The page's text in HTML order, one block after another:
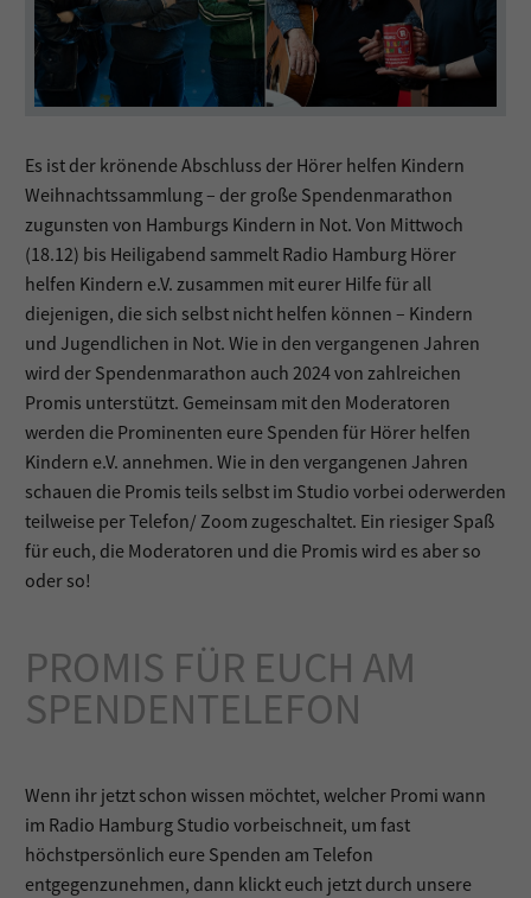
Es ist der krönende Abschluss der Hörer helfen Kindern
Weihnachtssammlung – der große Spendenmarathon
zugunsten von Hamburgs Kindern in Not. Von Mittwoch
(18.12) bis Heiligabend sammelt Radio Hamburg Hörer
helfen Kindern e.V. zusammen mit eurer Hilfe für all
diejenigen, die sich selbst nicht helfen können – Kindern
und Jugendlichen in Not. Wie in den vergangenen Jahren
wird der Spendenmarathon auch 2024 von zahlreichen
Promis unterstützt. Gemeinsam mit den Moderatoren
werden die Prominenten eure Spenden für Hörer helfen
Kindern e.V. annehmen. Wie in den vergangenen Jahren
schauen die Promis teils selbst im Studio vorbei oderwerden
teilweise per Telefon/ Zoom zugeschaltet. Ein riesiger Spaß
für euch, die Moderatoren und die Promis wird es aber so
oder so!
PROMIS FÜR EUCH AM
SPENDENTELEFON
Wenn ihr jetzt schon wissen möchtet, welcher Promi wann
im Radio Hamburg Studio vorbeischneit, um fast
höchstpersönlich eure Spenden am Telefon
entgegenzunehmen, dann klickt euch jetzt durch unsere